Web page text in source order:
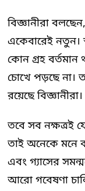
বিজ্ঞানীরা
একেবারেই নতুন।
কোন গ্রহ বর্তমান
চোখে পড়ছে না।
রয়েছে বিজ্ঞানীরা।
তবে সব নক্ষত্রই
তাই অনেকে
এবং গ্যাসের
আরো গবেষণা